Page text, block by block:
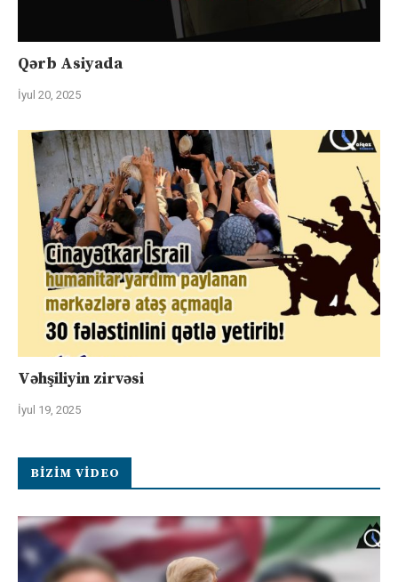
Qərb Asiyada
İyul 20, 2025
Vəhşiliyin zirvəsi
İyul 19, 2025
BIZIM VIDEO